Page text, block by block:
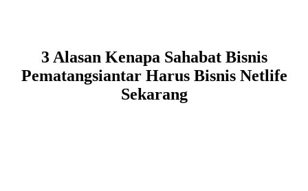
3 Alasan Kenapa Sahabat Bisnis
Pematangsiantar Harus Bisnis Netlife
Sekarang